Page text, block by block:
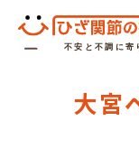
大宮